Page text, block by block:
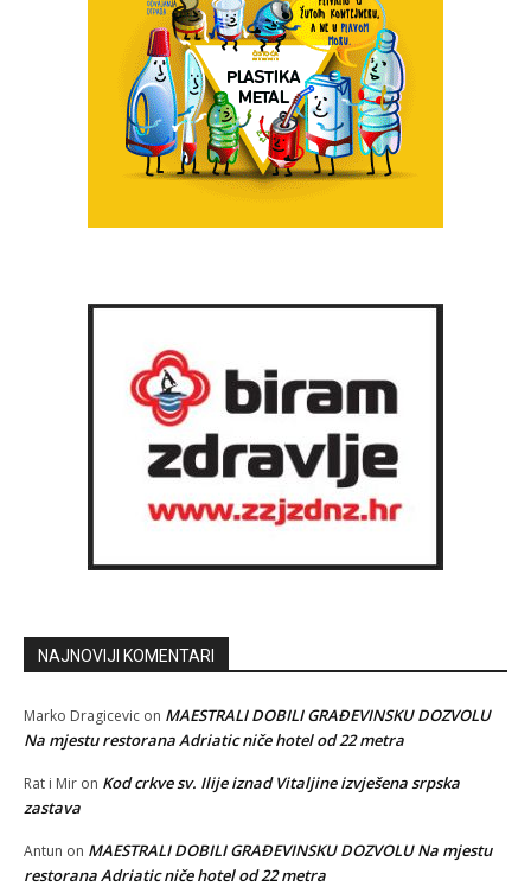
NAJNOVIJI KOMENTARI
Marko Dragicevic on MAESTRALI DOBILI GRAĐEVINSKU DOZVOLU
Na mjestu restorana Adriatic niče hotel od 22 metra
Rat i Mir on Kod crkve sv. Ilije iznad Vitaljine izvješena srpska
zastava
Antun on MAESTRALI DOBILI GRAĐEVINSKU DOZVOLU Na mjestu
restorana Adriatic niče hotel od 22 metra